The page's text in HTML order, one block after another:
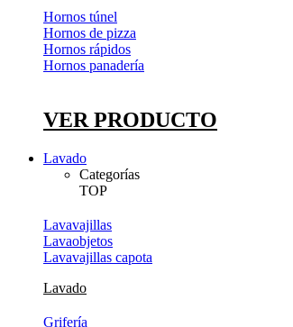
Hornos túnel
Hornos de pizza
Hornos rápidos
Hornos panadería
VER PRODUCTO
Lavado
Categorías
TOP
Lavavajillas
Lavaobjetos
Lavavajillas capota
Lavado
Grifería